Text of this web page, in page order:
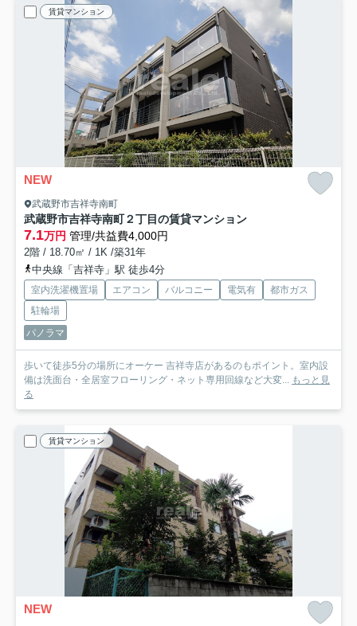
賃貸マンション
NEW
武蔵野市吉祥寺南町
武蔵野市吉祥寺南町２丁目の賃貸マンション
7.1万円 管理/共益費4,000円
2階 / 18.70㎡ / 1K /築31年
中央線「吉祥寺」駅 徒歩4分
室内洗濯機置場 エアコン バルコニー 電気有
都市ガス
駐輪場
パノラマ
歩いて徒歩5分の場所にオーケー 吉祥寺店があるのもポイント。室内設
備は洗面台・全居室フローリング・ネット専用回線など大変... もっと見
る
賃貸マンション
NEW